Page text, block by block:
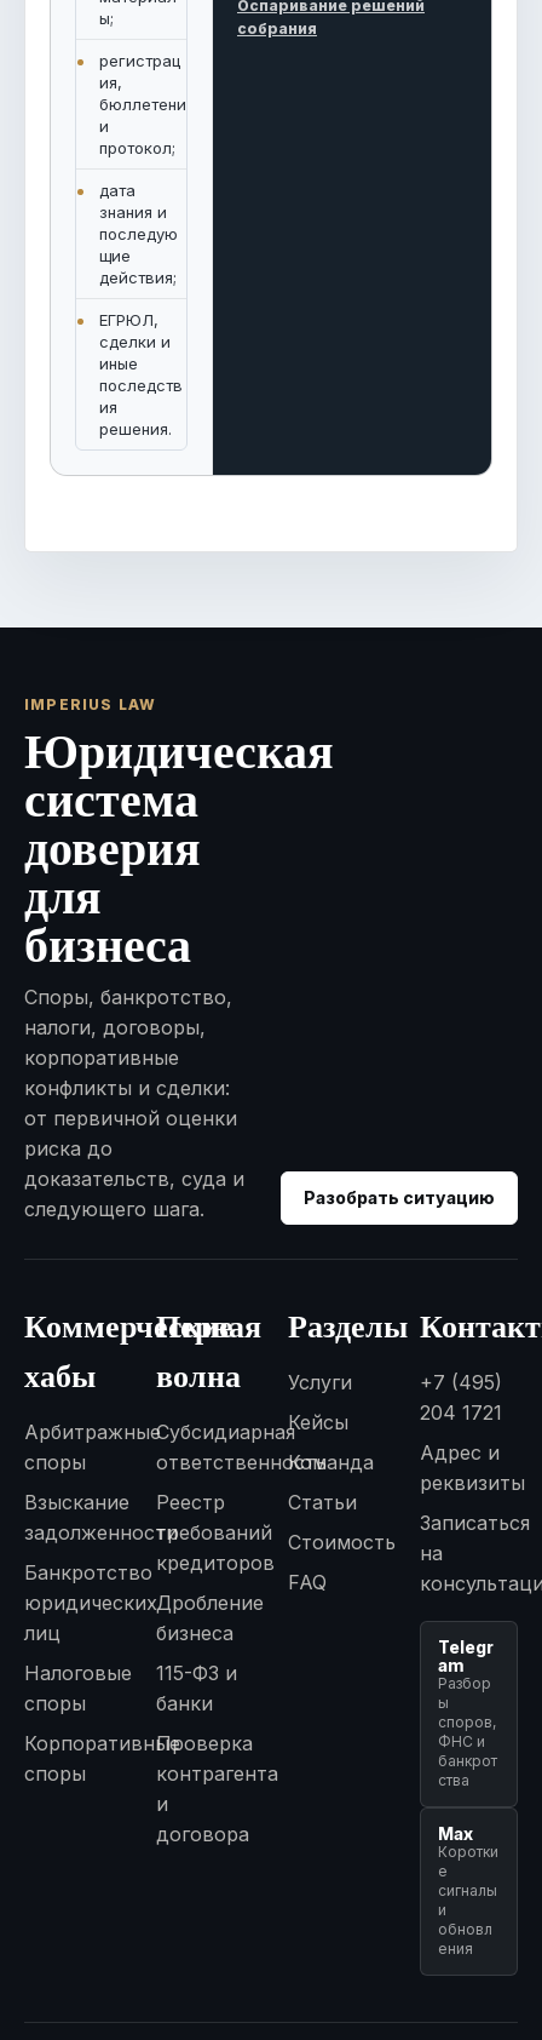
ы;
регистрац
ия,
бюллетени
и
протокол;
дата
знания и
последую
щие
действия;
ЕГРЮЛ,
сделки и
иные
последств
ия
решения.
Оспаривание решений
собрания
IMPERIUS LAW
Юридическая
система
доверия
для
бизнеса
Споры, банкротство,
налоги, договоры,
корпоративные
конфликты и сделки:
от первичной оценки
риска до
доказательств, суда и
следующего шага.
Разобрать ситуацию
Коммерческие
хабы
Арбитражные
споры
Взыскание
задолженности
Банкротство
юридических
лиц
Налоговые
споры
Корпоративные
споры
Первая
волна
Субсидиарная
ответственность
Реестр
требований
кредиторов
Дробление
бизнеса
115-ФЗ и
банки
Проверка
контрагента
и
договора
Разделы
Услуги
Кейсы
Команда
Статьи
Стоимость
FAQ
+7 (495)
204 1721
Адрес и
реквизиты
Записаться
на
Telegr
am
Разбор
ы
споров,
ФНС и
банкрот
ства
Max
Коротки
е
сигналы
и
обновл
ения